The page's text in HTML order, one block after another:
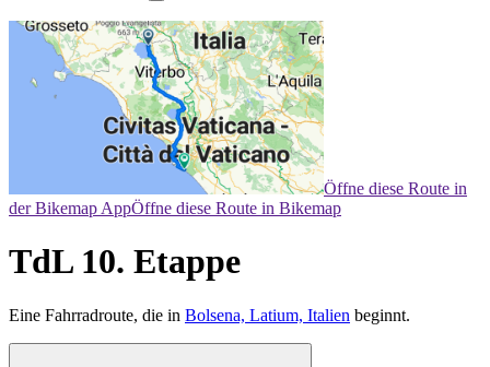
Öffne diese Route in
der Bikemap AppÖffne diese Route in Bikemap
TdL 10. Etappe
Eine Fahrradroute, die in Bolsena, Latium, Italien beginnt.